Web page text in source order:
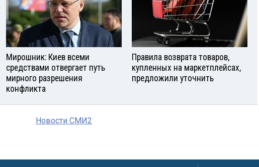
Мирошник: Киев всеми
средствами отвергает путь
мирного разрешения
конфликта
Правила возврата товаров,
купленных на маркетплейсах,
предложили уточнить
Новости СМИ2